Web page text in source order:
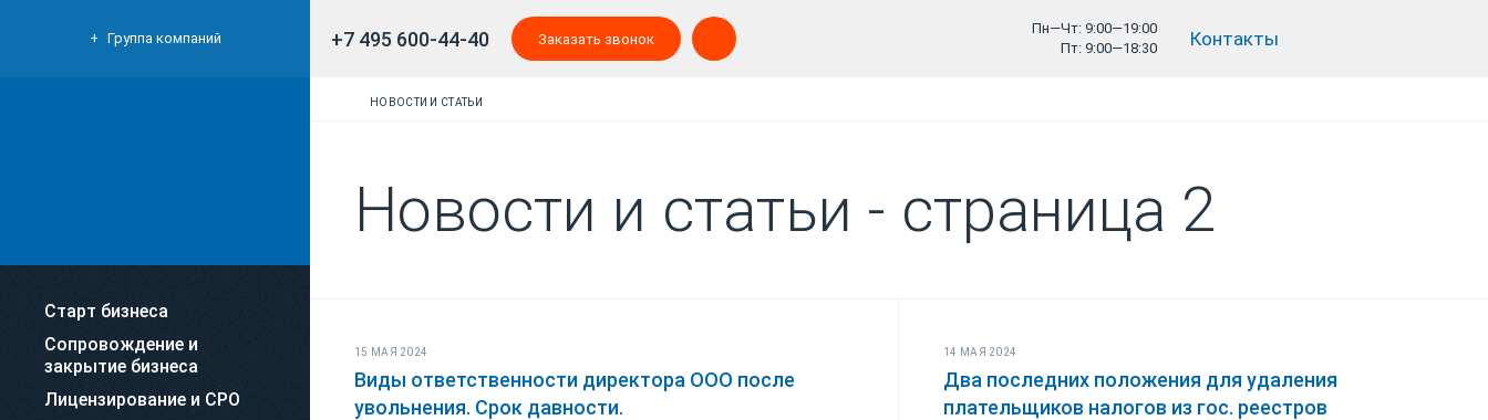
+7 495 600-44-40 Заказать звонок
Пн—Чт: 9:00—19:00
Пт: 9:00—18:30
Контакты
Группа компаний
Старт бизнеса
Сопровождение и
закрытие бизнеса
Лицензирование и СРО
НОВОСТИ И СТАТЬИ
Новости и статьи - страница 2
15 МАЯ 2024
Виды ответственности директора ООО после
увольнения. Срок давности.
14 МАЯ 2024
Два последних положения для удаления
плательщиков налогов из гос. реестров